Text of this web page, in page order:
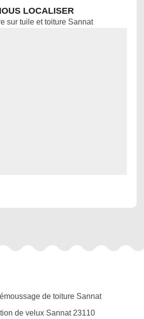
LOCALISER
sur tuile et toiture Sannat
de toiture Sannat
de velux Sannat 23110